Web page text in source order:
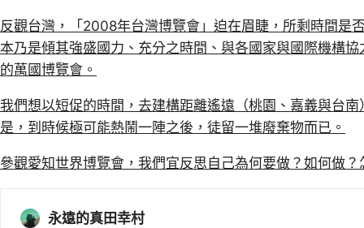
反觀台灣，「2008年台灣博覽會」迫在眉睫，所剩時間是
本乃是傾其強盛國力、充分之時間、與各國家與國際機構
的萬國博覽會。
我們想以短促的時間，去建構距離遙遠（桃園、嘉義與台
是，到時候極可能熱鬧一陣之後，徒留一堆廢棄物而已。
參觀愛知世界博覽會，我們宜反思自己為何要做？如何做？
永遠的真田幸村